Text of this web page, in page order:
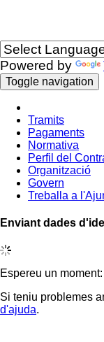
Powered by
Toggle navigation
Tramits
Pagaments
Normativa
Perfil del
Organització
Govern
Treballa a
Enviant dades
Espereu un
Si teniu problemes
d'ajuda.